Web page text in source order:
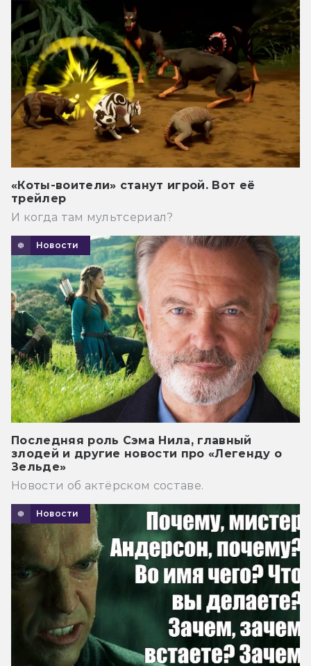
«Коты-воители» станут игрой. Вот её
трейлер
И когда там мультсериал?
Новости
Последняя роль Сэма Нила, главный
злодей и другие новости про «Легенду о
Зельде»
Новости об актёрском составе.
Новости